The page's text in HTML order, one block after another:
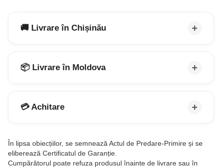
🚚 Livrare în Chișinău
📦 Livrare în Moldova
💳 Achitare
În lipsa obiecțiilor, se semnează Actul de Predare-Primire și se
eliberează Certificatul de Garanție.
Cumpărătorul poate refuza produsul înainte de livrare sau în